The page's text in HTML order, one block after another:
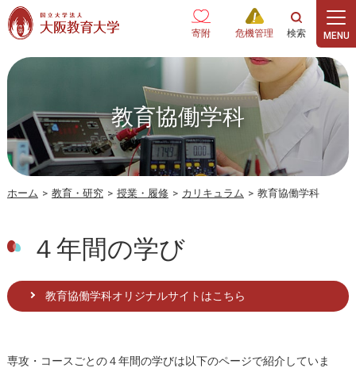
本文へ
寄附 危機管理
教育協働学科
ホーム > 教育・研究 > 授業・履修 > カリキュラム > 教育協働学科
４年間の学び
教育協働学科オリジナルサイトはこちら
専攻・コースごとの４年間の学びは以下のページで紹介していま